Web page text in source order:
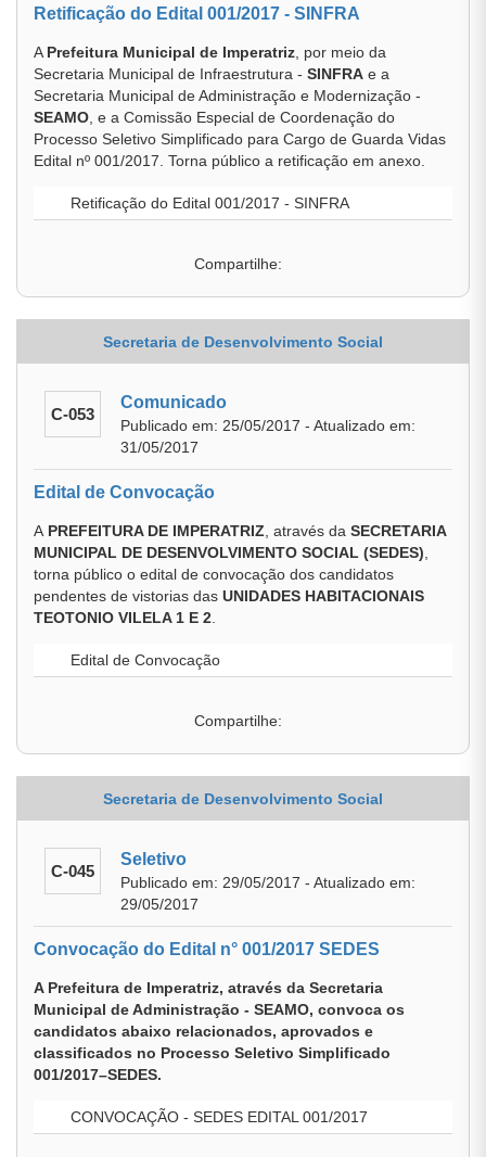
Retificação do Edital 001/2017 - SINFRA
A Prefeitura Municipal de Imperatriz , por meio da
Secretaria Municipal de Infraestrutura - SINFRA e a
Secretaria Municipal de Administração e Modernização -
SEAMO , e a Comissão Especial de Coordenação do
Processo Seletivo Simplificado para Cargo de Guarda Vidas
Edital nº 001/2017. Torna público a retificação em anexo.
Retificação do Edital 001/2017 - SINFRA
Compartilhe:
Secretaria de Desenvolvimento Social
C-053
Comunicado
Publicado em: 25/05/2017 - Atualizado em:
31/05/2017
Edital de Convocação
A PREFEITURA DE IMPERATRIZ , através da SECRETARIA
MUNICIPAL DE DESENVOLVIMENTO SOCIAL (SEDES)
torna público o edital de convocação dos candidatos
pendentes de vistorias das UNIDADES HABITACIONAIS
TEOTONIO VILELA 1 E 2
Edital de Convocação
Compartilhe:
Secretaria de Desenvolvimento Social
C-045
Seletivo
Publicado em: 29/05/2017 - Atualizado em:
29/05/2017
Convocação do Edital n° 001/2017 SEDES
A Prefeitura de Imperatriz, através da Secretaria
Municipal de Administração - SEAMO, convoca os
candidatos abaixo relacionados, aprovados e
classificados no Processo Seletivo Simplificado
001/2017–SEDES.
CONVOCAÇÃO - SEDES EDITAL 001/2017